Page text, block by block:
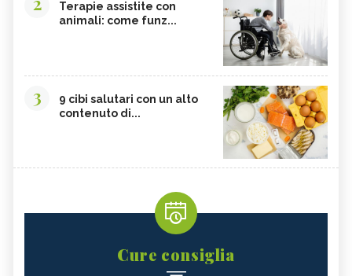
Terapie assistite con
animali: come funz...
3
9 cibi salutari con un alto
contenuto di...
Cure consiglia